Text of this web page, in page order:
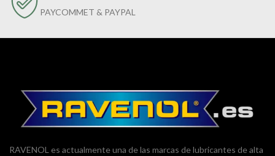
PAYCOMMET & PAYPAL
RAVENOL es actualmente una de las marcas de lubricantes de alta